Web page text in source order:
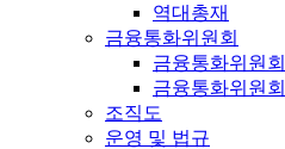
역대총재
금융통화위원회
금융통화위원회
금융통화위원
조직도
운영 및 법규